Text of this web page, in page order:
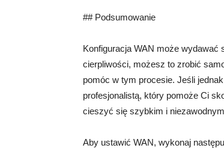
## Podsumowanie
Konfiguracja WAN może
cierpliwości, możesz to zrobić
pomóc w tym procesie. Jeśli
profesjonalistą, który pomoże Ci
cieszyć się szybkim i
Aby ustawić WAN, wykonaj